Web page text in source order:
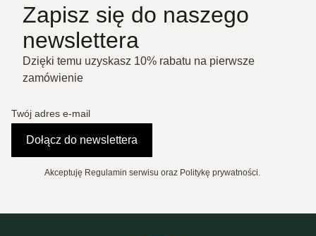
Zapisz się do naszego
newslettera
Dzięki temu uzyskasz 10% rabatu na pierwsze
zamówienie
Twój adres e-mail
Dołącz do newslettera
Akceptuję Regulamin serwisu oraz Politykę prywatności.